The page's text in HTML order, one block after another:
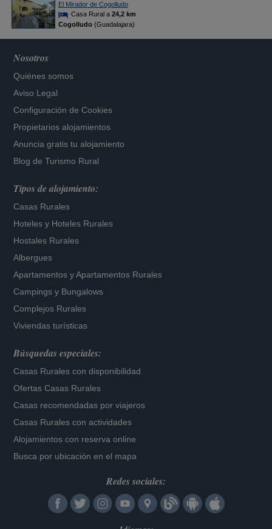
El Mirador de Cogolludo
Casa Rural a 24,2 km
Cogolludo(Guadalajara)
Nosotros
Quiénes somos
Aviso Legal
Configuración de Cookies
Propietarios alojamientos
Anuncia gratis tu alojamiento
Blog de Turismo Rural
Tipos de alojamiento:
Casas Rurales
Hoteles y Hoteles Rurales
Hostales Rurales
Albergues
Apartamentos yApartamentos Rurales
Campings y Bungalows
Complejos Rurales
Viviendas turísticas
Búsquedas especiales:
Casas Rurales con disponibilidad
Ofertas Casas Rurales
Casas recomendadas por viajeros
Casas Rurales con actividades
Alojamientos con reserva online
Busca por ubicación en el mapa
Redes sociales: